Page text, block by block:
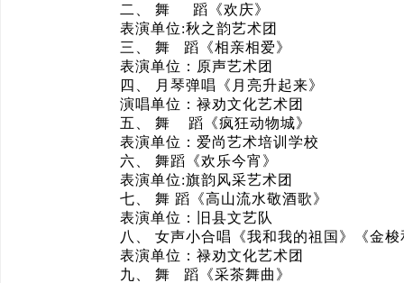
二、 舞 蹈《欢庆》
表演单位:秋之韵艺术团
三、 舞 蹈《相亲相爱》
表演单位：原声艺术团
四、 月琴弹唱《月亮升起来》
演唱单位：禄劝文化艺术团
五、 舞 蹈《疯狂动物城》
表演单位：爱尚艺术培训学校
六、 舞蹈《欢乐今宵》
表演单位:旗韵风采艺术团
七、 舞 蹈《高山流水敬酒歌》
表演单位：旧县文艺队
八、 女声小合唱《我和我的祖国》《金
表演单位：禄劝文化艺术团
九、 舞 蹈《采茶舞曲》